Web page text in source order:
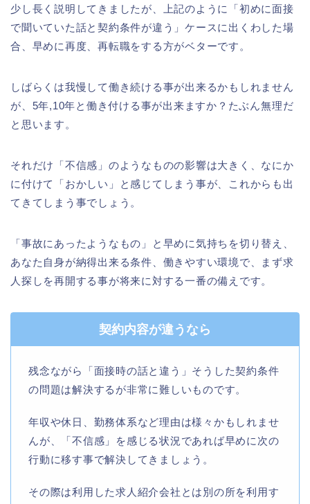
少し長く説明してきましたが、上記のように「初めに面接
で聞いていた話と契約条件が違う」ケースに出くわした場
合、早めに再度、再転職をする方がベターです。
しばらくは我慢して働き続ける事が出来るかもしれません
が、5年,10年と働き付ける事が出来ますか？たぶん無理だ
と思います。
それだけ「不信感」のようなものの影響は大きく、なにか
に付けて「おかしい」と感じてしまう事が、これからも出
てきてしまう事でしょう。
「事故にあったようなもの」と早めに気持ちを切り替え、
あなた自身が納得出来る条件、働きやすい環境で、まず求
人探しを再開する事が将来に対する一番の備えです。
契約内容が違うなら
残念ながら「面接時の話と違う」そうした契約条件
の問題は解決するが非常に難しいものです。
年収や休日、勤務体系など理由は様々かもしれませ
んが、「不信感」を感じる状況であれば早めに次の
行動に移す事で解決してきましょう。
その際は利用した求人紹介会社とは別の所を利用す